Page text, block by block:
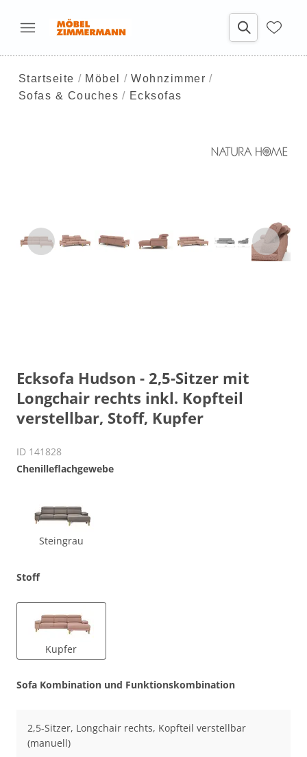
Startseite Möbel
Wohnzimmer
Sofas & Couches
Ecksofas
Ecksofa Hudson - 2,5-Sitzer mit
Longchair rechts inkl. Kopfteil
verstellbar, Stoff, Kupfer
ID 141828
Chenilleflachgewebe
Steingrau
Stoff
Kupfer
Sofa Kombination und Funktionskombination
2,5-Sitzer, Longchair rechts, Kopfteil verstellbar
(manuell)